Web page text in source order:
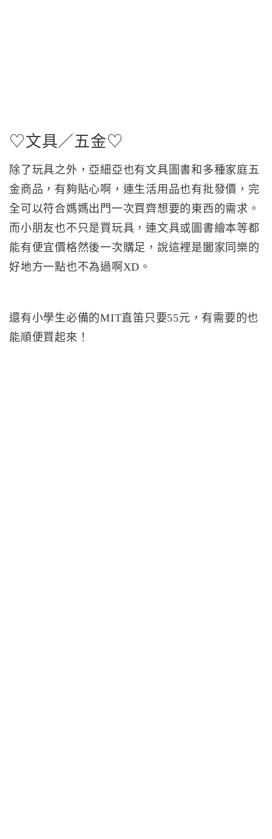
♡文具／五金♡
除了玩具之外，亞細亞也有文具圖書和多種家庭五
金商品，有夠貼心啊，連生活用品也有批發價，完
全可以符合媽媽出門一次買齊想要的東西的需求。
而小朋友也不只是買玩具，連文具或圖書繪本等都
能有便宜價格然後一次購足，說這裡是闔家同樂的
好地方一點也不為過啊XD。
還有小學生必備的MIT直笛只要55元，有需要的也
能順便買起來！